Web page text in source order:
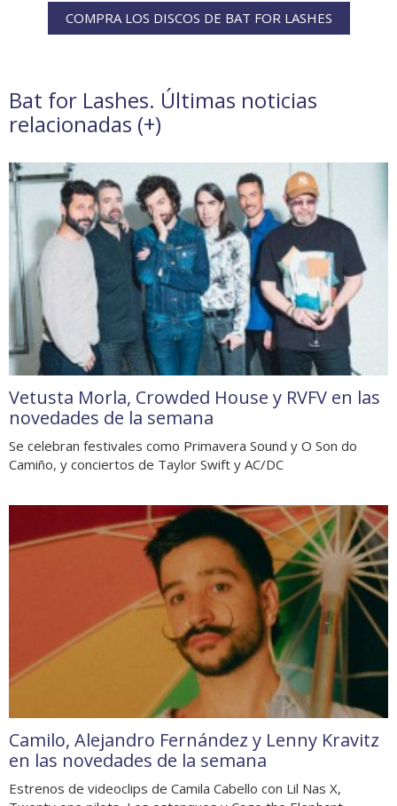
COMPRA LOS DISCOS DE BAT FOR LASHES
Bat for Lashes. Últimas noticias
relacionadas (+)
Vetusta Morla, Crowded House y RVFV en las
novedades de la semana
Se celebran festivales como Primavera Sound y O Son do
Camiño, y conciertos de Taylor Swift y AC/DC
Camilo, Alejandro Fernández y Lenny Kravitz
en las novedades de la semana
Estrenos de videoclips de Camila Cabello con Lil Nas X,